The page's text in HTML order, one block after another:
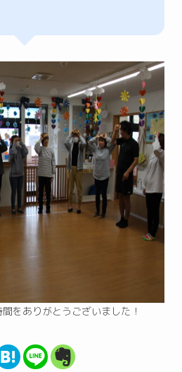
をありがとうございました！